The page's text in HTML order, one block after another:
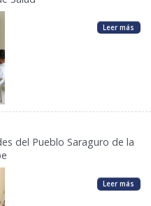
Leer más
del Pueblo Saraguro de la
Leer más